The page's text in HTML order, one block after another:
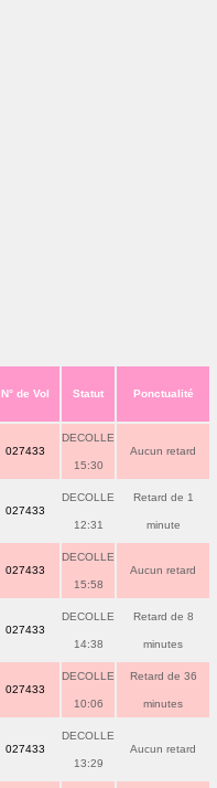
N° de Vol Statut Ponctualité
027433
DECOLLE
15:30
Aucun retard
027433
DECOLLE
12:31
Retard de 1
minute
027433
DECOLLE
15:58
Aucun retard
027433
DECOLLE
14:38
Retard de 8
minutes
027433
DECOLLE
10:06
Retard de 36
minutes
027433
DECOLLE
13:29
Aucun retard